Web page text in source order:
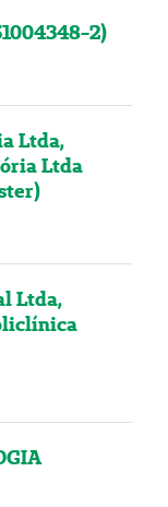
2)
Ltda,
Ltda
Ltda,